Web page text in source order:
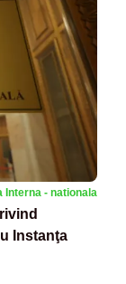
Interna - nationala
Instanţa